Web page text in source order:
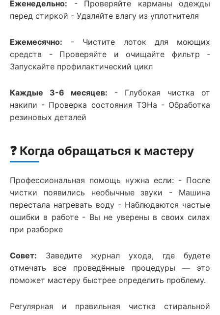
Еженедельно: - Проверяйте карманы одежды
перед стиркой - Удаляйте влагу из уплотнителя
Ежемесячно: - Чистите лоток для моющих
средств - Проверяйте и очищайте фильтр -
Запускайте профилактический цикл
Каждые 3-6 месяцев: - Глубокая чистка от
накипи - Проверка состояния ТЭНа - Обработка
резиновых деталей
❓ Когда обращаться к мастеру
Профессиональная помощь нужна если: - После
чистки появились необычные звуки - Машина
перестала нагревать воду - Наблюдаются частые
ошибки в работе - Вы не уверены в своих силах
при разборке
Совет: Заведите журнал ухода, где будете
отмечать все проведённые процедуры — это
поможет мастеру быстрее определить проблему.
Регулярная и правильная чистка стиральной